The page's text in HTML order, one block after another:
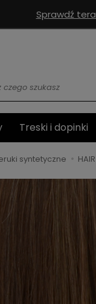
Sprawdź
Treski i dopinki
syntetyczne